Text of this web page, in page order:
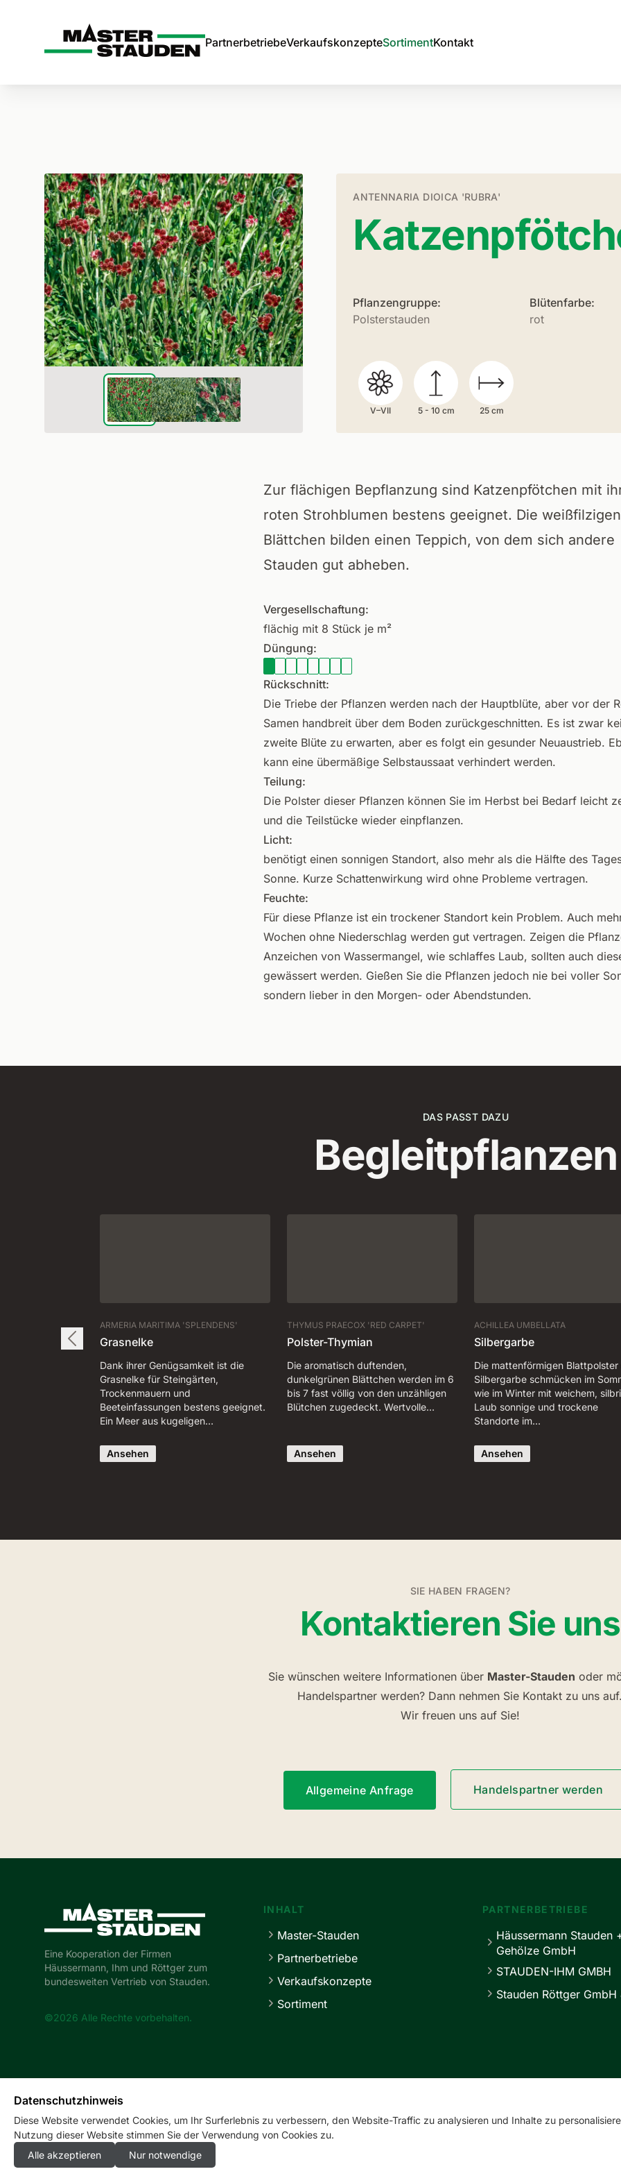
Master-Stauden
PartnerbetriebeVerkaufskonzepteSortimentKontakt
ANTENNARIA DIOICA 'RUBRA'
Pflanzengruppe:
Polsterstauden
Blütenfarbe:
rot
V–VII 5 - 10 cm 25 cm
Zur flächigen Bepflanzung sind Katzenpfötchen mit
roten Strohblumen bestens geeignet. Die weißfilzigen
Blättchen bilden einen Teppich, von dem sich andere
Stauden gut abheben.
Vergesellschaftung:
flächig mit 8 Stück je m²
Düngung:
Rückschnitt:
Die Triebe der Pflanzen werden nach der Hauptblüte, aber vor der
Samen handbreit über dem Boden zurückgeschnitten. Es ist zwar
zweite Blüte zu erwarten, aber es folgt ein gesunder Neuaustrieb.
kann eine übermäßige Selbstaussaat verhindert werden.
Teilung:
Die Polster dieser Pflanzen können Sie im Herbst bei Bedarf leicht
und die Teilstücke wieder einpflanzen.
Licht:
benötigt einen sonnigen Standort, also mehr als die Hälfte des
Sonne. Kurze Schattenwirkung wird ohne Probleme vertragen.
Feuchte:
Für diese Pflanze ist ein trockener Standort kein Problem. Auch
Wochen ohne Niederschlag werden gut vertragen. Zeigen die
Anzeichen von Wassermangel, wie schlaffes Laub, sollten auch
gewässert werden. Gießen Sie die Pflanzen jedoch nie bei voller
sondern lieber in den Morgen- oder Abendstunden.
DAS PASST DAZU
Begleitpflanzen
ARMERIA MARITIMA 'SPLENDENS'
Grasnelke
Dank ihrer Genügsamkeit ist die
Grasnelke für Steingärten,
Trockenmauern und
Beeteinfassungen bestens geeignet.
Ein Meer aus kugeligen…
Ansehen
THYMUS PRAECOX 'RED CARPET'
Polster-Thymian
Die aromatisch duftenden,
dunkelgrünen Blättchen werden im 6
bis 7 fast völlig von den unzähligen
Blütchen zugedeckt. Wertvolle…
Ansehen
ACHILLEA UMBELLATA
Silbergarbe
Die mattenförmigen Blattpolster
Silbergarbe schmücken im
wie im Winter mit weichem,
Laub sonnige und trockene
Standorte im…
Ansehen
SIE HABEN FRAGEN?
Kontaktieren Sie uns
Sie wünschen weitere Informationen über Master-Stauden oder
Handelspartner werden? Dann nehmen Sie Kontakt zu uns auf.
Wir freuen uns auf Sie!
Allgemeine Anfrage Handelspartner werden
Master-Stauden
Eine Kooperation der Firmen
Häussermann, Ihm und Röttger zum
bundesweiten Vertrieb von Stauden.
©2026 Alle Rechte vorbehalten.
INHALT
Master-Stauden
Partnerbetriebe
Verkaufskonzepte
Sortiment
PARTNERBETRIEBE
Häussermann Stauden
Gehölze GmbH
STAUDEN-IHM GMBH
Stauden Röttger GmbH
Datenschutzhinweis
Diese Website verwendet Cookies, um Ihr Surferlebnis zu verbessern, den Website-Traffic zu analysieren und Inhalte zu
Nutzung dieser Website stimmen Sie der Verwendung von Cookies zu.
Alle akzeptieren
Nur notwendige